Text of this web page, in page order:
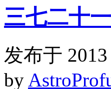
三七二十一
发布于
by